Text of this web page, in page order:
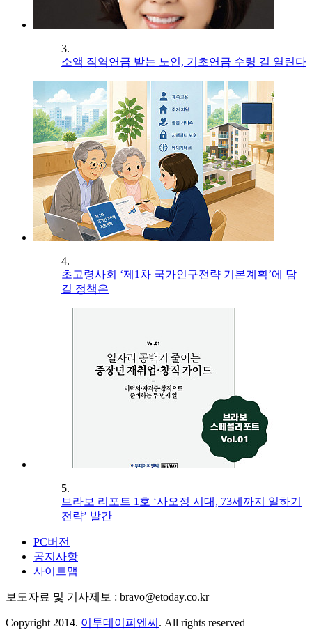
3.
소액 직역연금 받는 노인, 기초연금 수령 길 열린다
4.
초고령사회 ‘제1차 국가인구전략 기본계획’에 담
길 정책은
5.
브라보 리포트 1호 ‘사오정 시대, 73세까지 일하기
전략’ 발간
PC버전
공지사항
사이트맵
보도자료 및 기사제보 : bravo@etoday.co.kr
Copyright 2014. 이투데이피엔씨 . All rights reserved